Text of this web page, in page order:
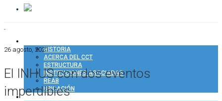
HISTORIA
ACERCA DEL CCT
ESTRUCTURA
INSTITUCIONES ASOCIADAS
REAB
UBICACIÓN
INVESTIGACIÓN
26 agosto, 2021
El INHUS con dos eventos
imperdibles